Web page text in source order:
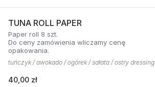
TUNA ROLL PAPER
Paper roll 8 szt.
Do ceny zamówienia wliczamy cenę
opakowania.
tuńczyk / awokado / ogórek / sałata / ostry dressing
40,00 zł